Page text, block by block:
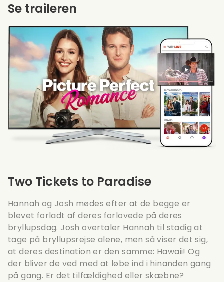
Two Tickets to Paradise
Hannah og Josh mødes efter at de begge er
blevet forladt af deres forlovede på deres
bryllupsdag. Josh overtaler Hannah til stadig at
tage på bryllupsrejse alene, men så viser det sig,
at deres destination er den samme: Hawaii! Og
der bliver de ved med at løbe ind i hinanden gang
på gang. Er det tilfældighed eller skæbne?
Se traileren